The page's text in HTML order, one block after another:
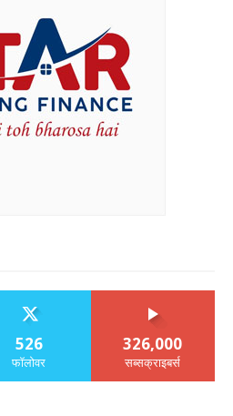
526
फॉलोवर
326,000
सब्सक्राइबर्स